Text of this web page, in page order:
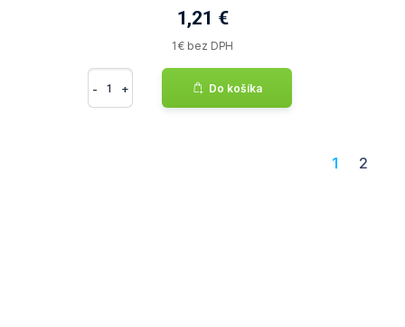
1,21 €
1 € bez DPH
- + Do košíka
1 2